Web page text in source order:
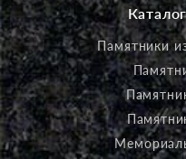
Памятники